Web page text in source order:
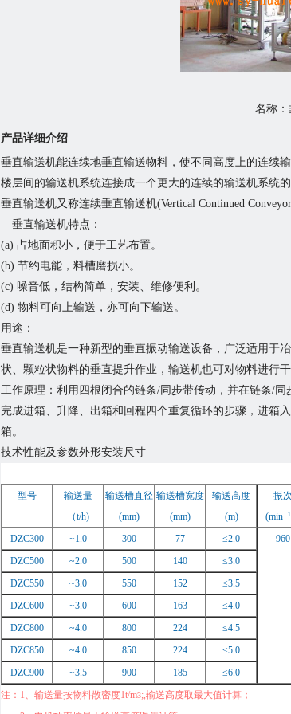
名称
产品详细介绍
垂直输送机能连续地垂直输送物料，使不同高度上的连续
楼层间的输送机系统连接成一个更大的连续的输送机系统的
垂直输送机又称连续垂直输送机(Vertical Continued
垂直输送机特点：
(a) 占地面积小，便于工艺布置。
(b) 节约电能，料槽磨损小。
(c) 噪音低，结构简单，安装、维修便利。
(d) 物料可向上输送，亦可向下输送。
用途：
垂直输送机是一种新型的垂直振动输送设备，广泛适用于
状、颗粒状物料的垂直提升作业，输送机也可对物料进行干
工作原理：利用四根闭合的链条/同步带传动，并在链条/
完成进箱、升降、出箱和回程四个重复循环的步骤，进箱
箱。
技术性能及参数外形安装尺寸
型号
输送量
（t/h)
输送槽直径
(mm)
输送槽宽度
(mm)
输送高度
(m)
振次
(min¯¹
DZC300 ~1.0 300 77 ≤2.0 960
DZC500
~2.0 500 140 ≤3.0
DZC550
~3.0 550 152 ≤3.5
DZC600
~3.0 600 163 ≤4.0
DZC800
~4.0 800 224 ≤4.5
DZC850
~4.0 850 224 ≤5.0
DZC900
~3.5 900 185 ≤6.0
注：1、输送量按物料散密度1t/m3;,输送高度取最大值计算；